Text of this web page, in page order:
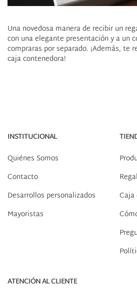
Una novedosa manera de recibir un
con una elegante presentación y a un
compraras por separado. ¡Además, te
caja contenedora!
INSTITUCIONAL
Quiénes Somos
Contacto
Desarrollos personalizados
Mayoristas
Caja
ATENCIÓN AL CLIENTE